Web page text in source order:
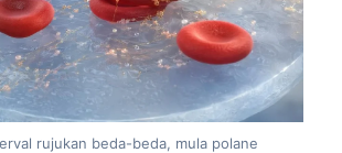
rujukan beda-beda, mula polane